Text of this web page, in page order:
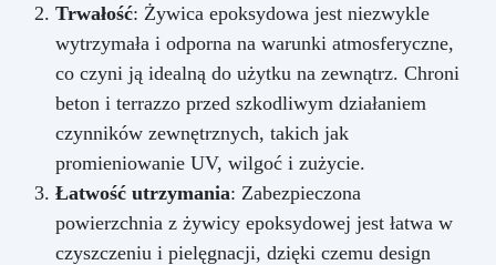
Trwałość: Żywica epoksydowa jest niezwykle
wytrzymała i odporna na warunki atmosferyczne,
co czyni ją idealną do użytku na zewnątrz. Chroni
beton i terrazzo przed szkodliwym działaniem
czynników zewnętrznych, takich jak
promieniowanie UV, wilgoć i zużycie.
Łatwość utrzymania: Zabezpieczona
powierzchnia z żywicy epoksydowej jest łatwa w
czyszczeniu i pielęgnacji, dzięki czemu design